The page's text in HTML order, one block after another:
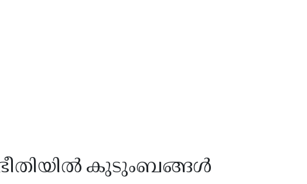
കുടുംബങ്ങൾ